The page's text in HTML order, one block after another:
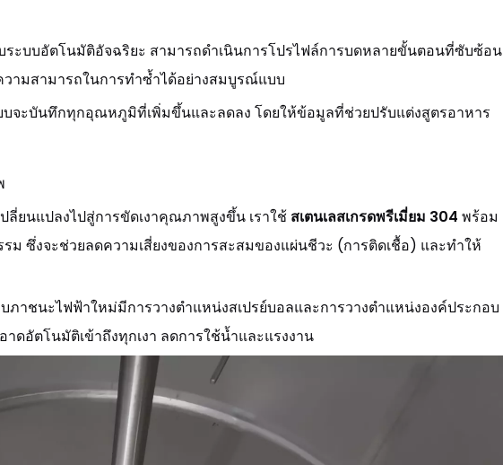
ะบบอัตโนมัติอัจฉริยะ สามารถดำเนินการโปรไฟล์การบดหลายขั้นตอนที่ซับซ้อน
ามสามารถในการทำซ้ำได้อย่างสมบูรณ์แบบ
จะบันทึกทุกอุณหภูมิที่เพิ่มขึ้นและลดลง โดยให้ข้อมูลที่ช่วยปรับแต่งสูตรอาหาร
ลี่ยนแปลงไปสู่การขัดเงาคุณภาพสูงขึ้น เราใช้ สเตนเลสเกรดพรีเมี่ยม 304 พร้อม
ม ซึ่งจะช่วยลดความเสี่ยงของการสะสมของแผ่นชีวะ (การติดเชื้อ) และทำให้
ภาชนะไฟฟ้าใหม่มีการวางตำแหน่งสเปรย์บอลและการวางตำแหน่งองค์ประกอบ
ดอัตโนมัติเข้าถึงทุกเงา ลดการใช้น้ำและแรงงาน